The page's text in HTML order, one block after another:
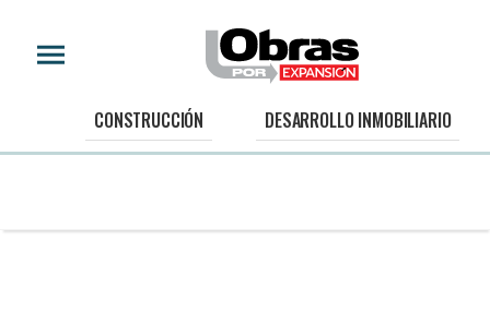
CONSTRUCCIÓN DESARROLLO INMOBILIARIO